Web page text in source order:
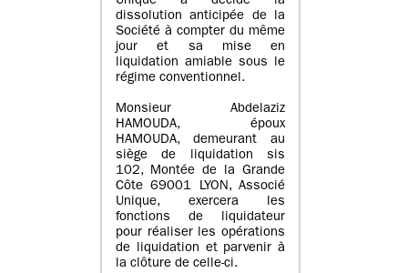
dissolution anticipée de la
Société à compter du même
jour et sa mise en
liquidation amiable sous le
régime conventionnel.
Monsieur Abdelaziz
HAMOUDA, époux
HAMOUDA, demeurant au
siège de liquidation sis
102, Montée de la Grande
Côte 69001 LYON, Associé
Unique, exercera les
fonctions de liquidateur
pour réaliser les opérations
de liquidation et parvenir à
la clôture de celle-ci.